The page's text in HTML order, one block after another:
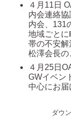
４月11日
内会連絡
内会、131
地域ごと
帯の不安解
松澤会長の
４月25日
GWイベン
中心にお届
ダウ